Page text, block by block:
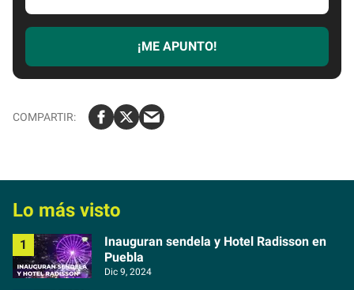
c
r
t
i
¡ME APUNTO!
Lo más visto
Inauguran sendela y Hotel Radisson en
Puebla
Dic 9, 2024